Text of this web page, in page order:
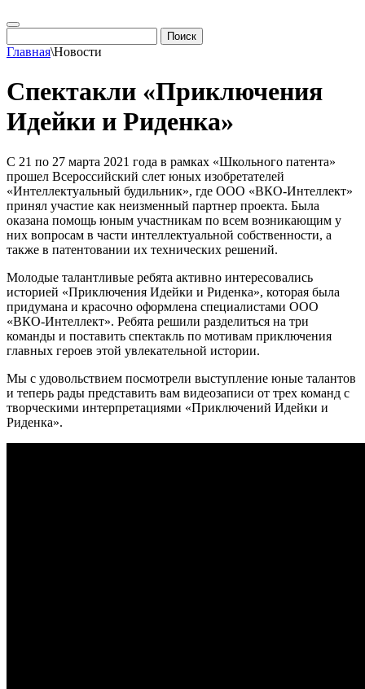
Главная\Новости
Спектакли «Приключения
Идейки и Риденка»
С 21 по 27 марта 2021 года в рамках «Школьного патента»
прошел Всероссийский слет юных изобретателей
«Интеллектуальный будильник», где ООО «ВКО-Интеллект»
принял участие как неизменный партнер проекта. Была
оказана помощь юным участникам по всем возникающим у
них вопросам в части интеллектуальной собственности, а
также в патентовании их технических решений.
Молодые талантливые ребята активно интересовались
историей «Приключения Идейки и Риденка», которая была
придумана и красочно оформлена специалистами ООО
«ВКО-Интеллект». Ребята решили разделиться на три
команды и поставить спектакль по мотивам приключения
главных героев этой увлекательной истории.
Мы с удовольствием посмотрели выступление юные талантов
и теперь рады представить вам видеозаписи от трех команд с
творческими интерпретациями «Приключений Идейки и
Риденка».